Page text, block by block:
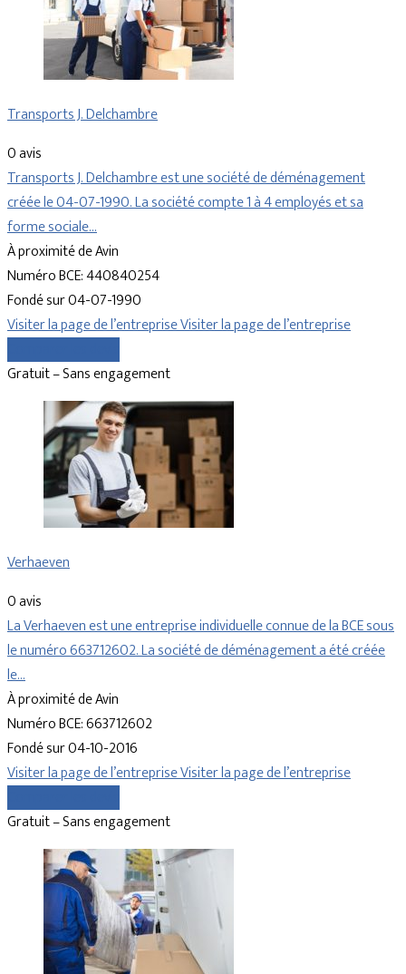
Transports J. Delchambre
0 avis
Transports J. Delchambre est une société de déménagement
créée le 04-07-1990. La société compte 1 à 4 employés et sa
forme sociale…
À proximité de Avin
Numéro BCE: 440840254
Fondé sur 04-07-1990
Visiter la page de l’entrepriseVisiter la page de l’entreprise
Gratuit – Sans engagement
Verhaeven
0 avis
La Verhaeven est une entreprise individuelle connue de la BCE sous
le numéro 663712602. La société de déménagement a été créée
le…
À proximité de Avin
Numéro BCE: 663712602
Fondé sur 04-10-2016
Visiter la page de l’entrepriseVisiter la page de l’entreprise
Gratuit – Sans engagement